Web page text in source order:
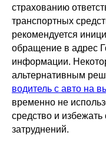
страхованию
транспортных
рекомендуется
обращение в адрес
информации.
альтернативным
водитель с авто на
временно не
средство и
затруднений.